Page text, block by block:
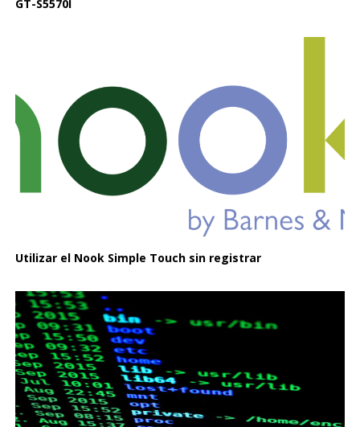
GT-S5570I
Utilizar el Nook Simple Touch sin registrar